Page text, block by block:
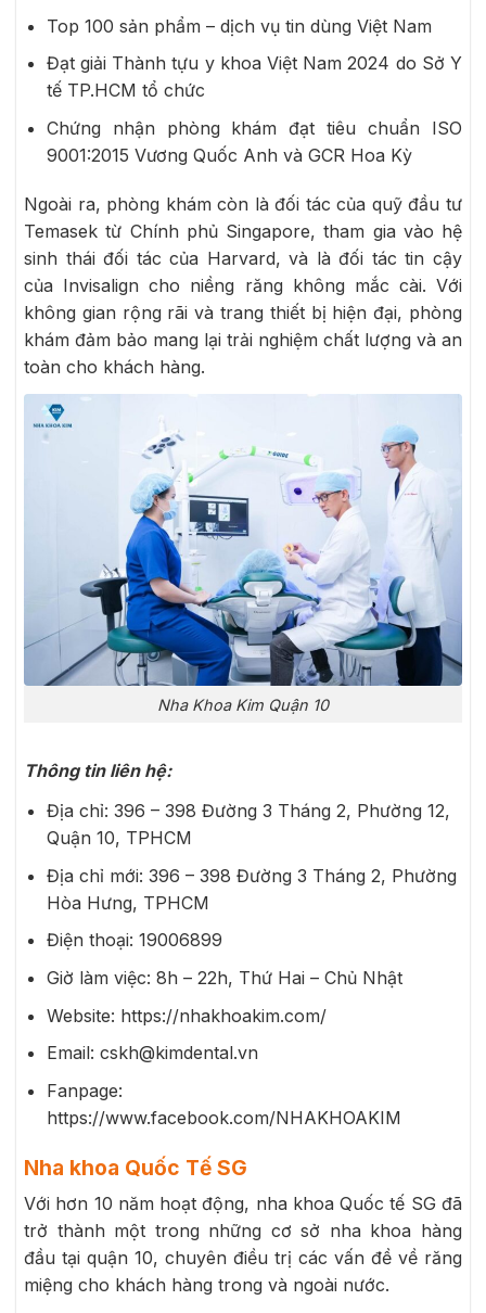
Top 100 sản phẩm – dịch vụ tin dùng Việt Nam
Đạt giải Thành tựu y khoa Việt Nam 2024 do Sở Y
tế TP.HCM tổ chức
Chứng nhận phòng khám đạt tiêu chuẩn ISO
9001:2015 Vương Quốc Anh và GCR Hoa Kỳ
Ngoài ra, phòng khám còn là đối tác của quỹ đầu tư
Temasek từ Chính phủ Singapore, tham gia vào hệ
sinh thái đối tác của Harvard, và là đối tác tin cậy
của Invisalign cho niềng răng không mắc cài. Với
không gian rộng rãi và trang thiết bị hiện đại, phòng
khám đảm bảo mang lại trải nghiệm chất lượng và an
toàn cho khách hàng.
Nha Khoa Kim Quận 10
Thông tin liên hệ:
Địa chỉ: 396 – 398 Đường 3 Tháng 2, Phường 12,
Quận 10, TPHCM
Địa chỉ mới: 396 – 398 Đường 3 Tháng 2, Phường
Hòa Hưng, TPHCM
Điện thoại: 19006899
Giờ làm việc: 8h – 22h, Thứ Hai – Chủ Nhật
Website: https://nhakhoakim.com/
Email: cskh@kimdental.vn
Fanpage:
https://www.facebook.com/NHAKHOAKIM
Nha khoa Quốc Tế SG
Với hơn 10 năm hoạt động, nha khoa Quốc tế SG đã
trở thành một trong những cơ sở nha khoa hàng
đầu tại quận 10, chuyên điều trị các vấn đề về răng
miệng cho khách hàng trong và ngoài nước.